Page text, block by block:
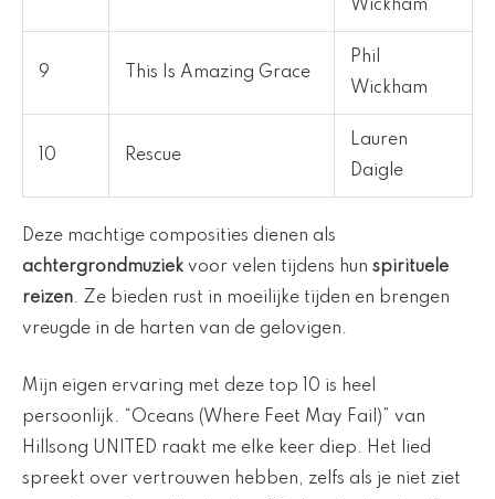
Wickham
9 This Is Amazing Grace
Phil
Wickham
10 Rescue
Lauren
Daigle
Deze machtige composities dienen als
achtergrondmuziek voor velen tijdens hun spirituele
reizen. Ze bieden rust in moeilijke tijden en brengen
vreugde in de harten van de gelovigen.
Mijn eigen ervaring met deze top 10 is heel
persoonlijk. “Oceans (Where Feet May Fail)” van
Hillsong UNITED raakt me elke keer diep. Het lied
spreekt over vertrouwen hebben, zelfs als je niet ziet